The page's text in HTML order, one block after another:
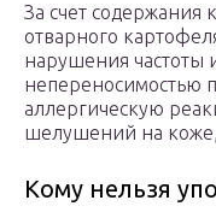
За счет содержания
отварного
нарушения частоты
непереносимостью
аллергическую
шелушений на коже,
Кому нельзя